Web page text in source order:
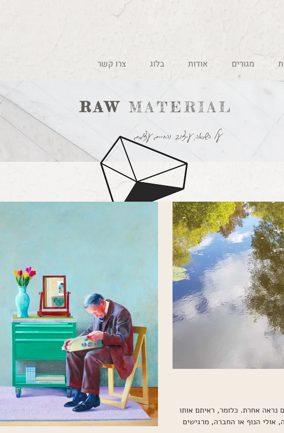
מגורים אודות בלוג צרו קשר
RAW MATERIAL
על השראה, עיצוב והחיים עצמם
נראה אחרת. כלומר, ראיתם אותו
אולי הנוף או החברה, מרגישים